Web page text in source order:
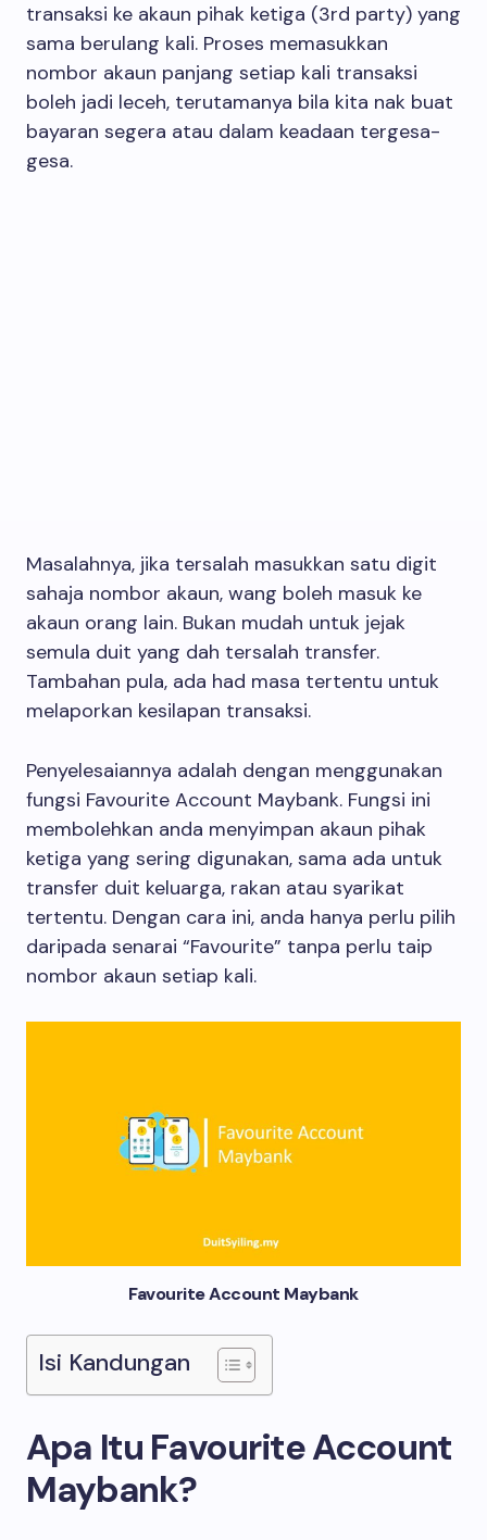
transaksi ke akaun pihak ketiga (3rd party) yang
sama berulang kali. Proses memasukkan
nombor akaun panjang setiap kali transaksi
boleh jadi leceh, terutamanya bila kita nak buat
bayaran segera atau dalam keadaan tergesa-
gesa.
Masalahnya, jika tersalah masukkan satu digit
sahaja nombor akaun, wang boleh masuk ke
akaun orang lain. Bukan mudah untuk jejak
semula duit yang dah tersalah transfer.
Tambahan pula, ada had masa tertentu untuk
melaporkan kesilapan transaksi.
Penyelesaiannya adalah dengan menggunakan
fungsi Favourite Account Maybank. Fungsi ini
membolehkan anda menyimpan akaun pihak
ketiga yang sering digunakan, sama ada untuk
transfer duit keluarga, rakan atau syarikat
tertentu. Dengan cara ini, anda hanya perlu pilih
daripada senarai “Favourite” tanpa perlu taip
nombor akaun setiap kali.
Favourite Account Maybank
Isi Kandungan
Apa Itu Favourite Account
Maybank?